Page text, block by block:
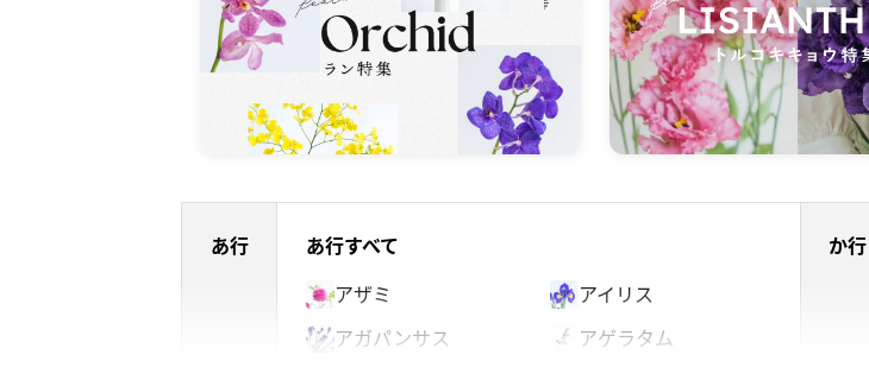
あ行 あ行すべて
アザミ
アイリス
アガパンサス
アゲラタム
か行